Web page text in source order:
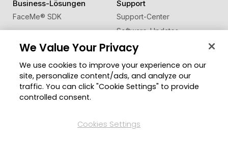
Business-Lösungen
FaceMe® SDK
Support
Support-Center
Software-Updates
Lernen + Wissen
Community
Mitgliederbereich
Blog
Region ändern
We Value Your Privacy
We use cookies to improve your experience on our
site, personalize content/ads, and analyze our
traffic. You can click "Cookie Settings" to provide
controlled consent.
Cookies Settings